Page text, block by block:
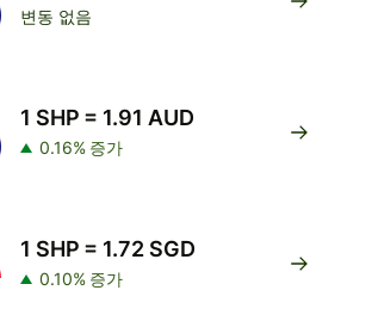
변동 없음
1 SHP = 1.91 AUD
0.16% 증가
1 SHP = 1.72 SGD
0.10% 증가